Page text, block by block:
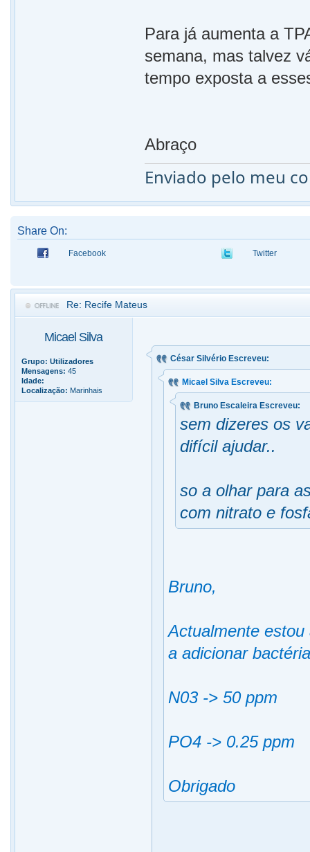
Para já aumenta a
semana, mas talvez
tempo exposta a
Abraço
Enviado pelo meu
Share On:
Facebook Twitter
Re: Recife Mateus
Micael Silva
Grupo: Utilizadores
Mensagens: 45
Idade:
Localização: Marinhais
César Silvério Escreveu:
Micael Silva Escreveu:
Bruno Escaleira Escreveu:
sem dizeres os
difícil ajudar..
so a olhar para
com nitrato e
Bruno,
Actualmente
a adicionar
N03 -> 50 ppm
PO4 -> 0.25 ppm
Obrigado